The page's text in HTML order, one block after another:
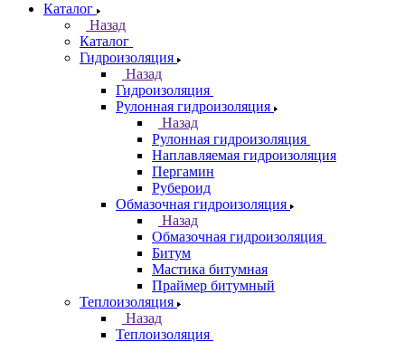
Каталог
Назад
Каталог
Гидроизоляция
Назад
Гидроизоляция
Рулонная гидроизоляция
Назад
Рулонная гидроизоляция
Наплавляемая гидроизоляция
Пергамин
Рубероид
Обмазочная гидроизоляция
Назад
Обмазочная гидроизоляция
Битум
Мастика битумная
Праймер битумный
Теплоизоляция
Назад
Теплоизоляция